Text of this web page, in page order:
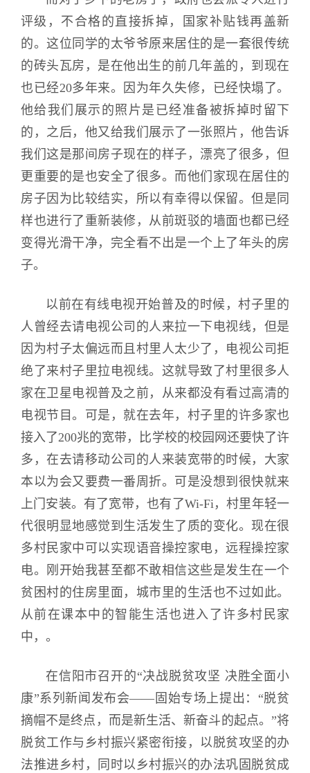
评级，不合格的直接拆掉，国家补贴钱再盖新
的。这位同学的太爷爷原来居住的是一套很传统
的砖头瓦房，是在他出生的前几年盖的，到现在
也已经20多年来。因为年久失修，已经快塌了。
他给我们展示的照片是已经准备被拆掉时留下
的，之后，他又给我们展示了一张照片，他告诉
我们这是那间房子现在的样子，漂亮了很多，但
更重要的是也安全了很多。而他们家现在居住的
房子因为比较结实，所以有幸得以保留。但是同
样也进行了重新装修，从前斑驳的墙面也都已经
变得光滑干净，完全看不出是一个上了年头的房
子。
以前在有线电视开始普及的时候，村子里的
人曾经去请电视公司的人来拉一下电视线，但是
因为村子太偏远而且村里人太少了，电视公司拒
绝了来村子里拉电视线。这就导致了村里很多人
家在卫星电视普及之前，从来都没有看过高清的
电视节目。可是，就在去年，村子里的许多家也
接入了200兆的宽带，比学校的校园网还要快了许
多，在去请移动公司的人来装宽带的时候，大家
本以为会又要费一番周折。可是没想到很快就来
上门安装。有了宽带，也有了Wi-Fi，村里年轻一
代很明显地感觉到生活发生了质的变化。现在很
多村民家中可以实现语音操控家电，远程操控家
电。刚开始我甚至都不敢相信这些是发生在一个
贫困村的住房里面，城市里的生活也不过如此。
从前在课本中的智能生活也进入了许多村民家
中，。
在信阳市召开的“决战脱贫攻坚 决胜全面小
康”系列新闻发布会——固始专场上提出：“脱贫
摘帽不是终点，而是新生活、新奋斗的起点。”将
脱贫工作与乡村振兴紧密衔接，以脱贫攻坚的办
法推进乡村，同时以乡村振兴的办法巩固脱贫成